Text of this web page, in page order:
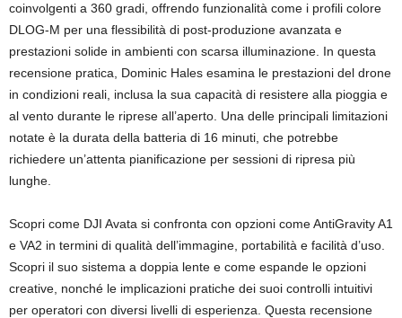
coinvolgenti a 360 gradi, offrendo funzionalità come i profili colore
DLOG-M per una flessibilità di post-produzione avanzata e
prestazioni solide in ambienti con scarsa illuminazione. In questa
recensione pratica, Dominic Hales esamina le prestazioni del drone
in condizioni reali, inclusa la sua capacità di resistere alla pioggia e
al vento durante le riprese all’aperto. Una delle principali limitazioni
notate è la durata della batteria di 16 minuti, che potrebbe
richiedere un’attenta pianificazione per sessioni di ripresa più
lunghe.
Scopri come DJI Avata si confronta con opzioni come AntiGravity A1
e VA2 in termini di qualità dell’immagine, portabilità e facilità d’uso.
Scopri il suo sistema a doppia lente e come espande le opzioni
creative, nonché le implicazioni pratiche dei suoi controlli intuitivi
per operatori con diversi livelli di esperienza. Questa recensione